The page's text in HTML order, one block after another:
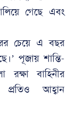
গেছে এবং
চেয়ে এ বছর
পূজায় শান্তি-
বাহিনীর
আহ্বান